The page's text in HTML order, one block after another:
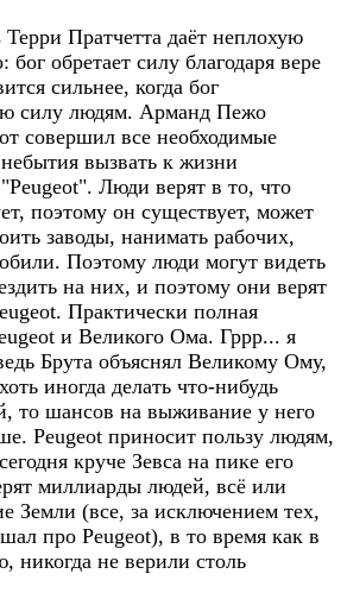
Пратчетта даёт неплохую
бог обретает силу благодаря вере
сильнее, когда бог
силу людям. Арманд Пежо
совершил все необходимые
вызвать к жизни
Люди верят в то, что
поэтому он существует, может
заводы, нанимать рабочих,
Поэтому люди могут видеть
на них, и поэтому они верят
Практически полная
и Великого Ома. Гррр... я
Брута объяснял Великому Ому,
иногда делать что-нибудь
то шансов на выживание у него
Peugeot приносит пользу людям,
круче Зевса на пике его
миллиарды людей, всё или
Земли (все, за исключением тех,
про Peugeot), в то время как в
никогда не верили столь